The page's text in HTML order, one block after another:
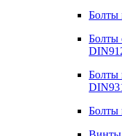
Болты
Болты
Болты
Болты